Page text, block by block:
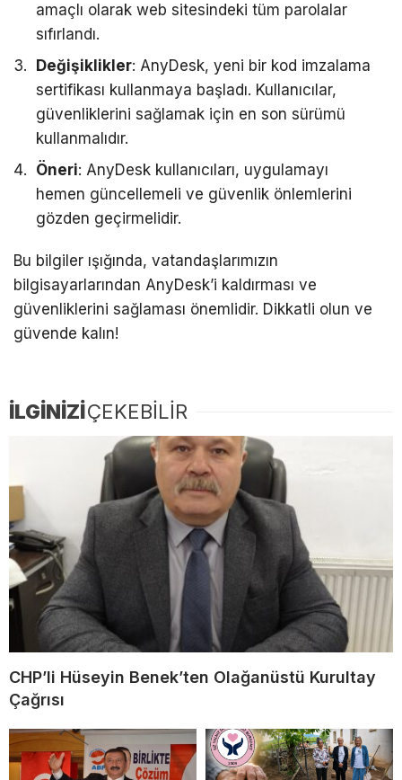
amaçlı olarak web sitesindeki tüm parolalar
sıfırlandı.
Değişiklikler: AnyDesk, yeni bir kod imzalama
sertifikası kullanmaya başladı. Kullanıcılar,
güvenliklerini sağlamak için en son sürümü
kullanmalıdır.
Öneri: AnyDesk kullanıcıları, uygulamayı
hemen güncellemeli ve güvenlik önlemlerini
gözden geçirmelidir.
Bu bilgiler ışığında, vatandaşlarımızın
bilgisayarlarından AnyDesk’i kaldırması ve
güvenliklerini sağlaması önemlidir. Dikkatli olun ve
güvende kalın!
İLGİNİZİÇEKEBİLİR
CHP’li Hüseyin Benek’ten Olağanüstü Kurultay
Çağrısı